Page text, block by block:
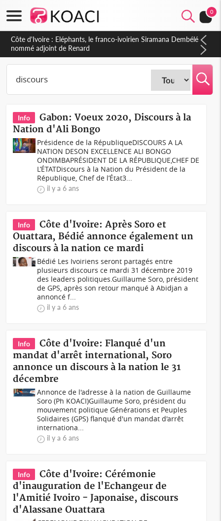
0
Cameroun : 5 combattants séparatistes neutralisés, le Mindef
dément les rumeurs d'exactions des civils
Info
Gabon: Voeux 2020, Discours à la
Nation d'Ali Bongo
Présidence de la RépubliqueDISCOURS A LA
NATION DESON EXCELLENCE ALI BONGO
ONDIMBAPRÉSIDENT DE LA RÉPUBLIQUE,CHEF DE
L’ÉTATDiscours à la Nation du Président de la
République, Chef de l’État3...
il y a 6 ans
Info
Côte d'Ivoire: Après Soro et
Ouattara, Bédié annonce également un
discours à la nation ce mardi
Bédié Les Ivoiriens seront partagés entre
plusieurs discours ce mardi 31 décembre 2019
des leaders politiques.Guillaume Soro, président
de GPS, après son retour manqué à Abidjan a
annoncé f...
il y a 6 ans
Info
Côte d'Ivoire: Flanqué d'un
mandat d'arrêt international, Soro
annonce un discours à la nation le 31
décembre
Annonce de l'adresse à la nation de Guillaume
Soro (Ph KOACI)Guillaume Soro, président du
mouvement politique Générations et Peuples
Solidaires (GPS) flanqué d'un mandat d'arrêt
internationa...
il y a 6 ans
Info
Côte d'Ivoire: Cérémonie
d'inauguration de l'Echangeur de
l'Amitié Ivoiro - Japonaise, discours
d'Alassane Ouattara